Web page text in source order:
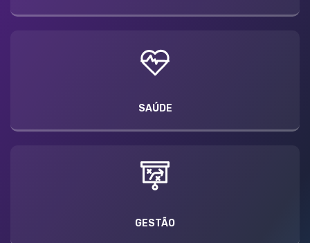
SAÚDE
GESTÃO